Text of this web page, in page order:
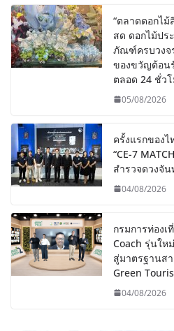
“ตลาดดอกไม้
สด ดอกไม้ปร
ภัณฑ์ครบวงจ
ของขวัญต้อน
ตลอด 24 ชั่วโ
05/08/2026
ครั้งแรกของ
“CE-7
สำรวจดวงจั
04/08/2026
กรมการท่องเ
Coach รุ่นให
สู่มาตรฐานส
Green
04/08/2026